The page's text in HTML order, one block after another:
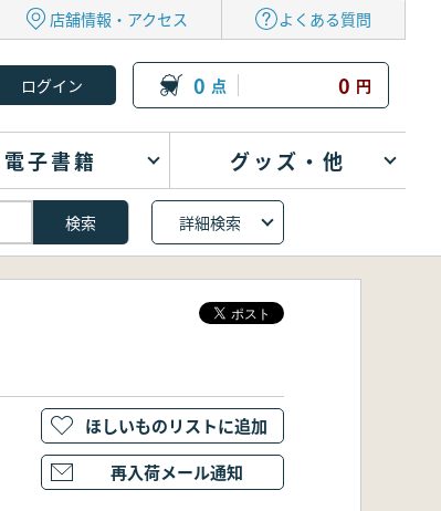
店舗情報・アクセス よくある質問
0 点 0 円
電子書籍 グッズ・他
詳細検索
ほしいものリストに追加
再入荷メール通知